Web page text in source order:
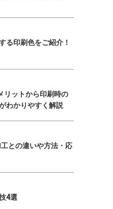
る印刷色をご紹介！
リットから印刷時の
わかりやすく解説
との違いや方法・応
4選